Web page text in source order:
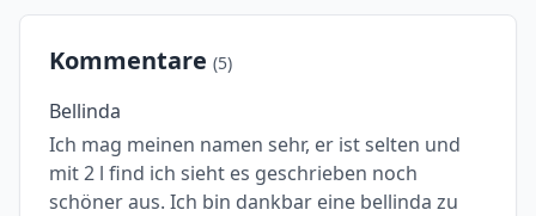
Kommentare (5)
Bellinda
Ich mag meinen namen sehr, er ist selten und
mit 2 l find ich sieht es geschrieben noch
schöner aus. Ich bin dankbar eine bellinda zu